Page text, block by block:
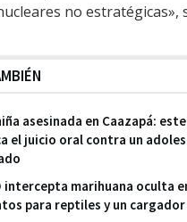
no estratégicas»,
asesinada en Caazapá:
el juicio oral contra un
intercepta marihuana oculta
para reptiles y un cargador